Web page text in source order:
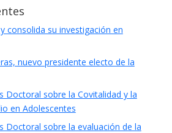
consolida su investigación en
nuevo presidente electo de la
Doctoral sobre la Covitalidad y la
en Adolescentes
Doctoral sobre la evaluación de la